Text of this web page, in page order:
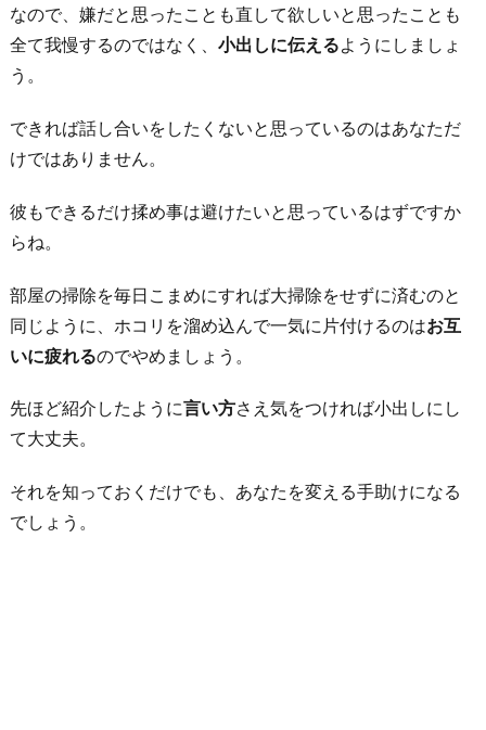
い
う
自
分
る
に
は
分
ら
く
い
なので、嫌だと思ったことも直して欲しいと思ったことも
全て我慢するのではなく、 小出しに伝えるようにしましょ
う。
できれば話し合いをしたくないと思っているのはあなただ
けではありません。
彼もできるだけ揉め事は避けたいと思っているはずですか
らね。
部屋の掃除を毎日こまめにすれば大掃除をせずに済むのと
同じように、ホコリを溜め込んで一気に片付けるのはお互
いに疲れるのでやめましょう。
先ほど紹介したように言い方さえ気をつければ小出しにし
て大丈夫。
それを知っておくだけでも、あなたを変える手助けになる
でしょう。